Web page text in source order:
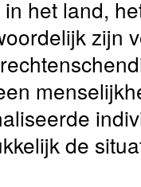
het land,
zijn
de